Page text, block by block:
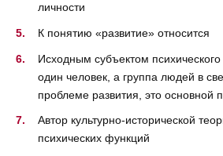
личности
К понятию «развитие» относится
Исходным субъектом
один человек, а группа людей в
проблеме развития, это основной
Автор культурно-исторической
психических функций